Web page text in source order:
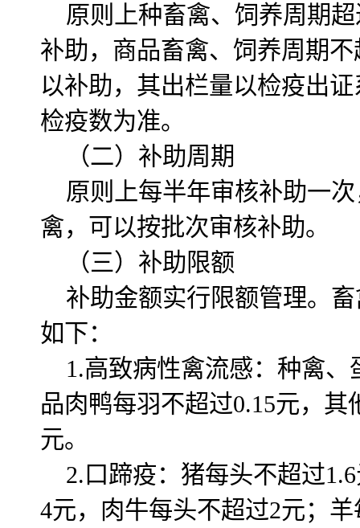
原则上种畜禽、饲养周期
补助，商品畜禽、饲养周期
以补助，其出栏量以检疫出
检疫数为准。
（二）补助周期
原则上每半年审核补助一
禽，可以按批次审核补助。
（三）补助限额
补助金额实行限额管理。
如下：
1.高致病性禽流感：种禽
品肉鸭每羽不超过0.15元，
元。
2.口蹄疫：猪每头不超过
4元，肉牛每头不超过2元；